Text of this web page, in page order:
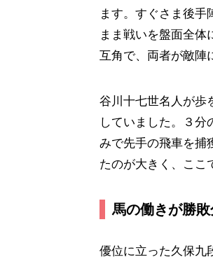
ます。すぐさま後手
まま戦いを盤面全体
互角で、両者が敵陣
谷川十七世名人が歩
していました。３分
みで先手の飛車を捕
たのが大きく、ここ
馬の働きが勝
優位に立った久保九